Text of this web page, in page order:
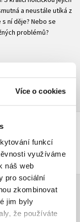
Více o cookies
funkcí
využíváme
náš web
pro sociální
zkombinovat
jim byly
že používáte
a neustále utíká z
ní děje? Nebo se
problémů?
ZVÍŘÁTKA"